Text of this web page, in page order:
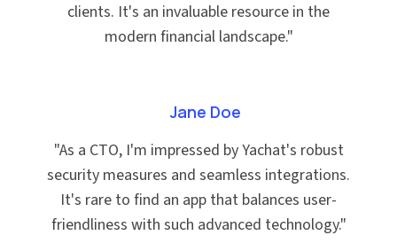
clients. It's an invaluable resource in the
modern financial landscape."
Jane Doe
"As a CTO, I'm impressed by Yachat's robust
security measures and seamless integrations.
It's rare to find an app that balances user-
friendliness with such advanced technology."